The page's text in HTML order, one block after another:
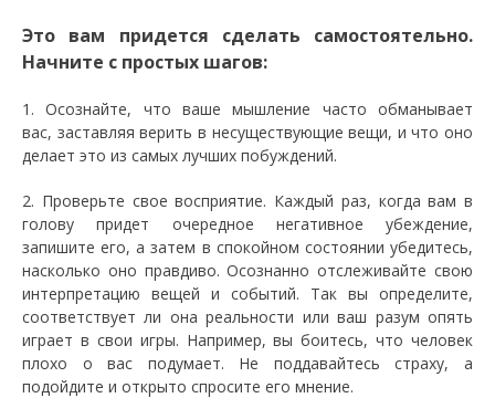
Это вам придется сделать самостоятельно.
Начните с простых шагов:
1. Осознайте, что ваше мышление часто обманывает
вас, заставляя верить в несуществующие вещи, и что оно
делает это из самых лучших побуждений.
2. Проверьте свое восприятие. Каждый раз, когда вам в
голову придет очередное негативное убеждение,
запишите его, а затем в спокойном состоянии убедитесь,
насколько оно правдиво. Осознанно отслеживайте свою
интерпретацию вещей и событий. Так вы определите,
соответствует ли она реальности или ваш разум опять
играет в свои игры. Например, вы боитесь, что человек
плохо о вас подумает. Не поддавайтесь страху, а
подойдите и открыто спросите его мнение.